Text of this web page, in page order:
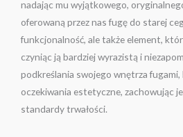
nadając mu wyjątkowego,
oferowaną przez nas fugę do starej
funkcjonalność, ale także element,
czyniąc ją bardziej wyrazistą i
podkreślania swojego wnętrza fugami,
oczekiwania estetyczne, zachowując
standardy trwałości.